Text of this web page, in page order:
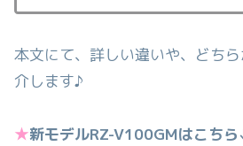
本文にて、詳しい違いや、どち
介します♪
★新モデルRZ-V100GMはこち